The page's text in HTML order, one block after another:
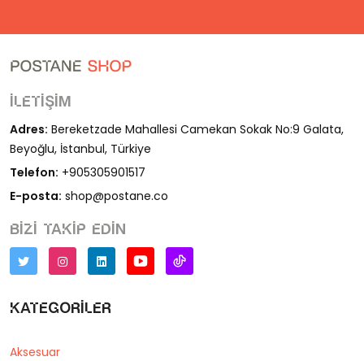
İletişim
Adres: Bereketzade Mahallesi Camekan Sokak No:9 Galata,
Beyoğlu, İstanbul, Türkiye
Telefon: +905305901517
E-posta: shop@postane.co
Bizi takip edin
Kategoriler
Aksesuar